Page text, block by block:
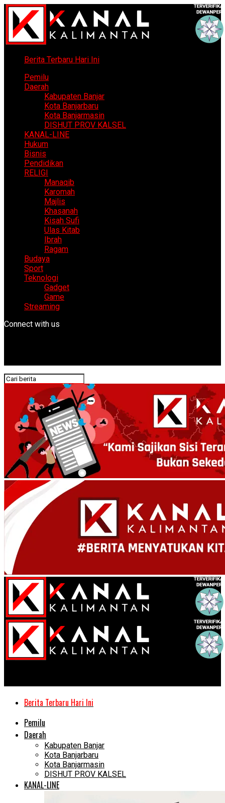
Berita Terbaru Hari Ini
Pemilu
Daerah
Kabupaten Banjar
Kota Banjarbaru
Kota Banjarmasin
DISHUT PROV KALSEL
KANAL-LINE
Hukum
Bisnis
Pendidikan
RELIGI
Manaqib
Karomah
Majlis
Khasanah
Kisah Sufi
Ulas Kitab
Ibrah
Ragam
Budaya
Sport
Teknologi
Gadget
Game
Streaming
Connect with us
Berita Terbaru Hari Ini
Pemilu
Daerah
Kabupaten Banjar
Kota Banjarbaru
Kota Banjarmasin
DISHUT PROV KALSEL
KANAL-LINE